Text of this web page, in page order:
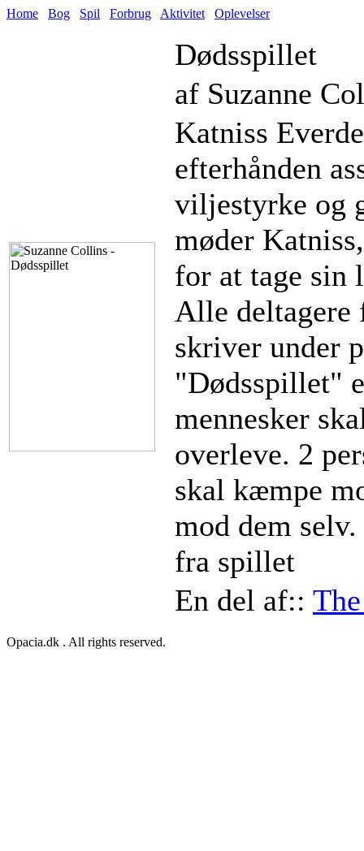
Home Bog Spil Forbrug Aktivitet Oplevelser
Dødsspillet
af Suzanne
Katniss
efterhånden
viljestyrke og
møder
for at tage sin
Alle deltagere
skriver under
"Dødsspillet"
mennesker
overleve. 2
skal kæmpe
mod dem
fra spillet
En del af::
Opacia.dk . All rights reserved.